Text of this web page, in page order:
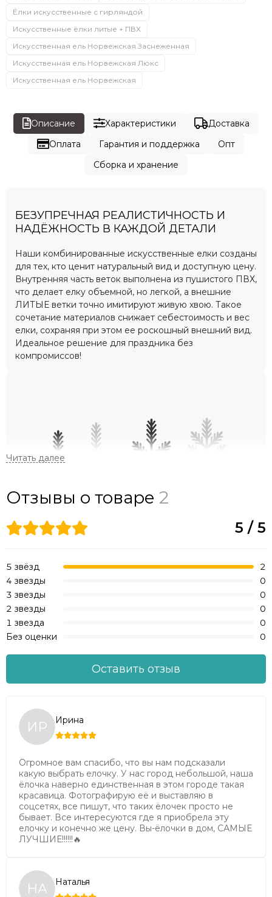
Ёлки искусственные с гирляндой
Искусственные ёлки литые + ПВХ
Искусственная ель Норвежская Заснеженная
Искусственная ель Норвежская Люкс
Искусственная ель Норвежская
Описание Характеристики
Доставка
Оплата
Гарантия и поддержка
Опт
Сборка и хранение
БЕЗУПРЕЧНАЯ РЕАЛИСТИЧНОСТЬ И
НАДЁЖНОСТЬ В КАЖДОЙ ДЕТАЛИ
Наши комбинированные искусственные елки созданы
для тех, кто ценит натуральный вид и доступную цену.
Внутренняя часть веток выполнена из пушистого ПВХ,
что делает елку объемной, но легкой, а внешние
ЛИТЫЕ ветки точно имитируют живую хвою. Такое
сочетание материалов снижает себестоимость и вес
елки, сохраняя при этом ее роскошный внешний вид.
Идеальное решение для праздника без
компромиссов!
Материал: Веточки PE + Веточки ПВХ
5 ответвлений на литых веточках. Прямые веточки
ПВХ.
Укороченная длина и густота иголок PE веток.
Длинные и пушистые иголочки ПВХ.
Естественная форма PE веточек придает ёлке
натуральный вид.
Форма: Правильная, конусовидная
Тип:Средняя - соотношение высоты и нижнего
Плотность хвои:
Отзывы о товаре 2
ИР Ирина
Огромное вам спасибо, что вы нам подсказали
какую выбрать елочку. У нас город небольшой, наша
ёлочка наверно единственная в этом городе такая
красавица. Фотографирую её и выставляю в
соцсетях, все пишут, что таких ёлочек просто не
бывает. Все интересуются где я приобрела эту
елочку и конечно же цену. Вы-ёлочки в дом, САМЫЕ
ЛУЧШИЕ!!!!!!🔥
НА Наталья
5 / 5
5 звёзд
2
4 звезды
0
3 звезды
0
2 звезды
0
1 звезда
0
Без оценки
0
Оставить отзыв